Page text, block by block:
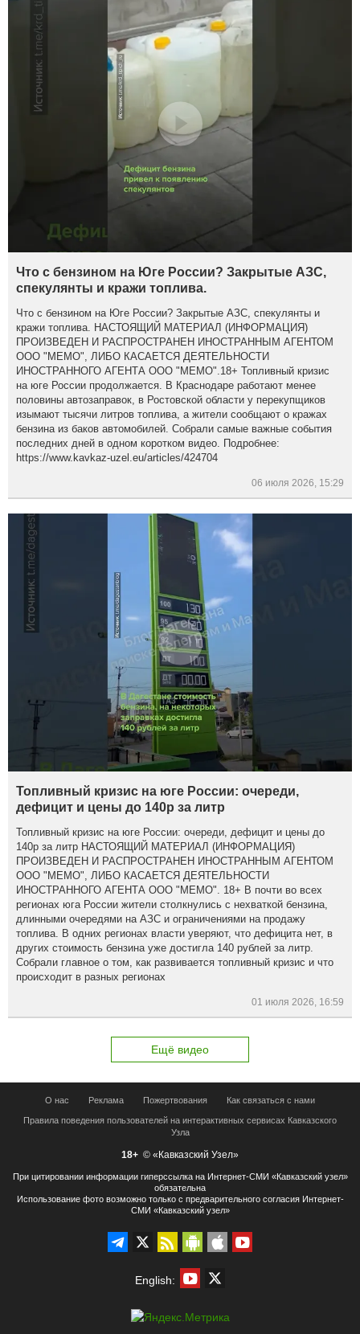
Что с бензином на Юге России? Закрытые АЗС,
спекулянты и кражи топлива.
Что с бензином на Юге России? Закрытые АЗС, спекулянты и
кражи топлива. НАСТОЯЩИЙ МАТЕРИАЛ (ИНФОРМАЦИЯ)
ПРОИЗВЕДЕН И РАСПРОСТРАНЕН ИНОСТРАННЫМ АГЕНТОМ
ООО "МЕМО", ЛИБО КАСАЕТСЯ ДЕЯТЕЛЬНОСТИ
ИНОСТРАННОГО АГЕНТА ООО "МЕМО".18+ Топливный кризис
на юге России продолжается. В Краснодаре работают менее
половины автозаправок, в Ростовской области у перекупщиков
изымают тысячи литров топлива, а жители сообщают о кражах
бензина из баков автомобилей. Собрали самые важные события
последних дней в одном коротком видео. Подробнее:
https://www.kavkaz-uzel.eu/articles/424704
06 июля 2026, 15:29
Топливный кризис на юге России: очереди,
дефицит и цены до 140р за литр
Топливный кризис на юге России: очереди, дефицит и цены до
140р за литр НАСТОЯЩИЙ МАТЕРИАЛ (ИНФОРМАЦИЯ)
ПРОИЗВЕДЕН И РАСПРОСТРАНЕН ИНОСТРАННЫМ АГЕНТОМ
ООО "МЕМО", ЛИБО КАСАЕТСЯ ДЕЯТЕЛЬНОСТИ
ИНОСТРАННОГО АГЕНТА ООО "МЕМО". 18+ В почти во всех
регионах юга России жители столкнулись с нехваткой бензина,
длинными очередями на АЗС и ограничениями на продажу
топлива. В одних регионах власти уверяют, что дефицита нет, в
других стоимость бензина уже достигла 140 рублей за литр.
Собрали главное о том, как развивается топливный кризис и что
происходит в разных регионах
01 июля 2026, 16:59
Ещё видео
О нас Реклама Пожертвования Как связаться с нами
Правила поведения пользователей на интерактивных сервисах Кавказского
Узла
18+ © «Кавказский Узел»
При цитировании информации гиперссылка на Интернет-СМИ «Кавказский узел»
обязательна
Использование фото возможно только с предварительного согласия Интернет-
СМИ «Кавказский узел»
English: